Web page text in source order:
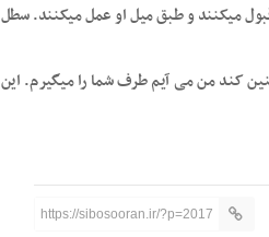
میکنند و طبق میل او عمل میکنند. سطل
کند من می آیم طرف شما را میگیرم. این
https://sibosooran.ir/?p=2017